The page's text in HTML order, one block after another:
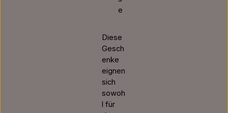
e
Diese
Gesch
enke
eignen
sich
sowoh
l für